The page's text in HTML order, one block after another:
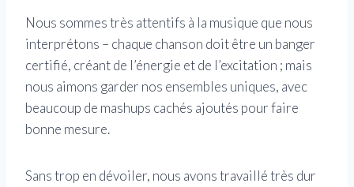
Nous sommes très attentifs à la musique que nous
interprétons – chaque chanson doit être un banger
certifié, créant de l’énergie et de l’excitation ; mais
nous aimons garder nos ensembles uniques, avec
beaucoup de mashups cachés ajoutés pour faire
bonne mesure.
Sans trop en dévoiler, nous avons travaillé très dur